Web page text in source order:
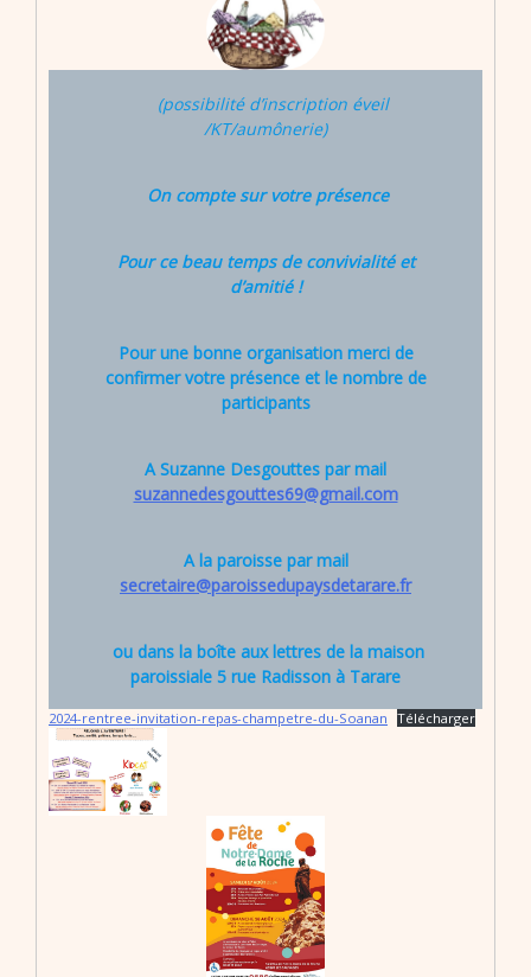
(possibilité d’inscription éveil
/KT/aumônerie)
On compte sur votre présence
Pour ce beau temps de convivialité et
d’amitié !
Pour une bonne organisation merci de
confirmer votre présence et le nombre de
participants
A Suzanne Desgouttes par mail
suzannedesgouttes69@gmail.com
A la paroisse par mail
secretaire@paroissedupaysdetarare.fr
ou dans la boîte aux lettres de la maison
paroissiale 5 rue Radisson à Tarare
2024-rentree-invitation-repas-champetre-du-Soanan Télécharger